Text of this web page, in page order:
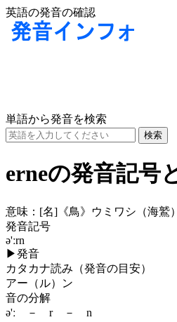
英語の発音の確認
単語から発音を検索
erneの発音記号
意味： [名] 《鳥》ウミワシ（海鷲
発音記号
ə'ːrn
▶発音
カタカナ読み（発音の目安）
アー（ル）ン
音の分解
ə'ː － r － n